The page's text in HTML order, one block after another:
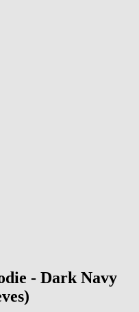
- Dark Navy